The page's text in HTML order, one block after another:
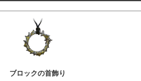
ブロックの首飾り